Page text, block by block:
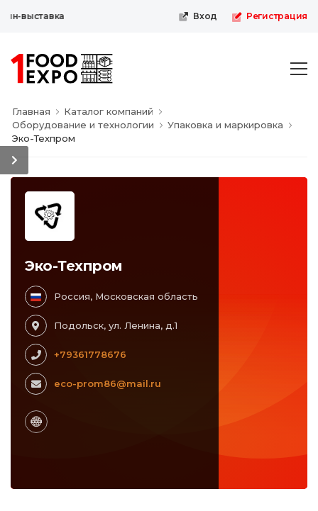
выставка Вход Регистрация
Главная
Каталог компаний
Оборудование и технологии
Упаковка и маркировка
Эко-Техпром
Эко-Техпром
Россия, Московская область
Подольск, ул. Ленина, д.1
+79361778676
eco-prom86@mail.ru